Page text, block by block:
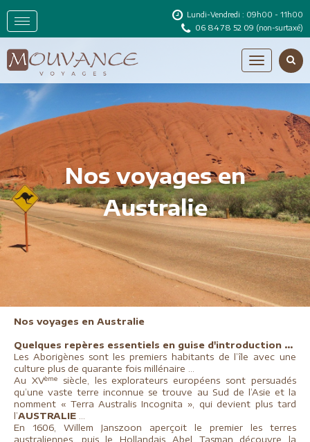
Lundi-Vendredi : 09h00 - 11h00
06 84 78 52 09 (non-surtaxé)
Nos voyages en
Australie
Nos voyages en Australie
Quelques repères essentiels en guise d'introduction ...
Les Aborigènes sont les premiers habitants de l’île avec une
culture plus de quarante fois millénaire …
Au XVèmesiècle, les explorateurs européens sont persuadés
qu’une vaste terre inconnue se trouve au Sud de l’Asie et la
nomment « Terra Australis Incognita », qui devient plus tard
l’AUSTRALIE …
En 1606, Willem Janszoon aperçoit le premier les terres
australiennes, puis le Hollandais Abel Tasman découvre la